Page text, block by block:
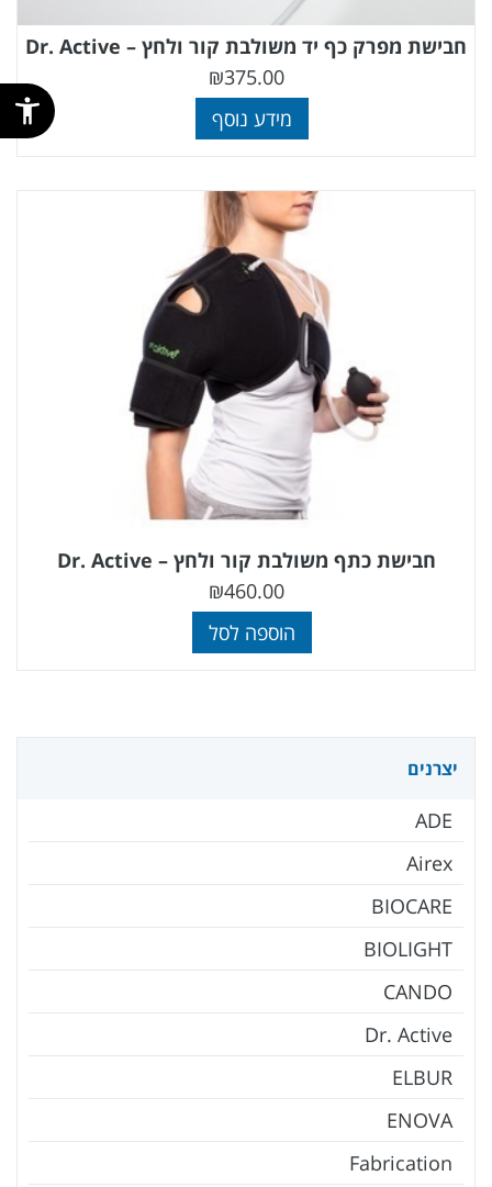
חבישת מפרק כף יד משולבת קור ולחץ – Dr. Active
₪375.00
מידע נוסף
חבישת כתף משולבת קור ולחץ – Dr. Active
₪460.00
הוספה לסל
יצרנים
ADE
Airex
BIOCARE
BIOLIGHT
CANDO
Dr. Active
ELBUR
ENOVA
Fabrication